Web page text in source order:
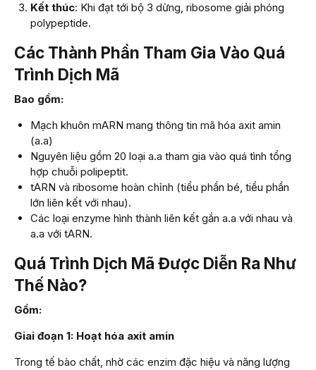
Kết thúc: Khi đạt tới bộ 3 dừng, ribosome giải phóng
polypeptide.
Các Thành Phần Tham Gia Vào Quá
Trình Dịch Mã
Bao gồm:
Mạch khuôn mARN mang thông tin mã hóa axit amin
(a.a)
Nguyên liệu gồm 20 loại a.a tham gia vào quá tình tổng
hợp chuỗi polipeptit.
tARN và ribosome hoàn chỉnh (tiểu phần bé, tiểu phần
lớn liên kết với nhau).
Các loại enzyme hình thành liên kết gắn a.a với nhau và
a.a với tARN.
Quá Trình Dịch Mã Được Diễn Ra Như
Thế Nào?
Gồm:
Giai đoạn 1: Hoạt hóa axit amin
Trong tế bào chất, nhờ các enzim đặc hiệu và năng lượng